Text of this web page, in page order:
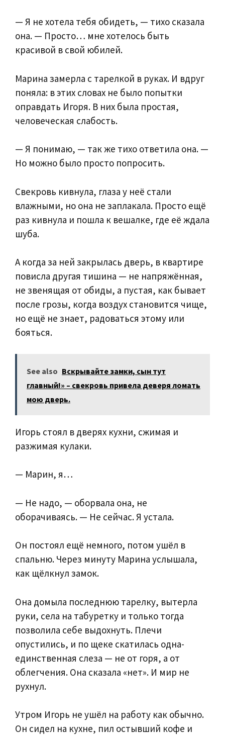
— Я не хотела тебя обидеть, — тихо сказала
она. — Просто… мне хотелось быть
красивой в свой юбилей.
Марина замерла с тарелкой в руках. И вдруг
поняла: в этих словах не было попытки
оправдать Игоря. В них была простая,
человеческая слабость.
— Я понимаю, — так же тихо ответила она. —
Но можно было просто попросить.
Свекровь кивнула, глаза у неё стали
влажными, но она не заплакала. Просто ещё
раз кивнула и пошла к вешалке, где её ждала
шуба.
А когда за ней закрылась дверь, в квартире
повисла другая тишина — не напряжённая,
не звенящая от обиды, а пустая, как бывает
после грозы, когда воздух становится чище,
но ещё не знает, радоваться этому или
бояться.
See also Вскрывайте замки, сын тут
главный!» – свекровь привела деверя ломать
мою дверь.
Игорь стоял в дверях кухни, сжимая и
разжимая кулаки.
— Марин, я…
— Не надо, — оборвала она, не
оборачиваясь. — Не сейчас. Я устала.
Он постоял ещё немного, потом ушёл в
спальню. Через минуту Марина услышала,
как щёлкнул замок.
Она домыла последнюю тарелку, вытерла
руки, села на табуретку и только тогда
позволила себе выдохнуть. Плечи
опустились, и по щеке скатилась одна-
единственная слеза — не от горя, а от
облегчения. Она сказала «нет». И мир не
рухнул.
Утром Игорь не ушёл на работу как обычно.
Он сидел на кухне, пил остывший кофе и